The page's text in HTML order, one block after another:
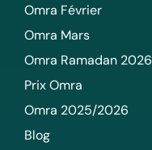
Omra Février
Omra Mars
Omra Ramadan 2026
Prix Omra
Omra 2025/2026
Blog